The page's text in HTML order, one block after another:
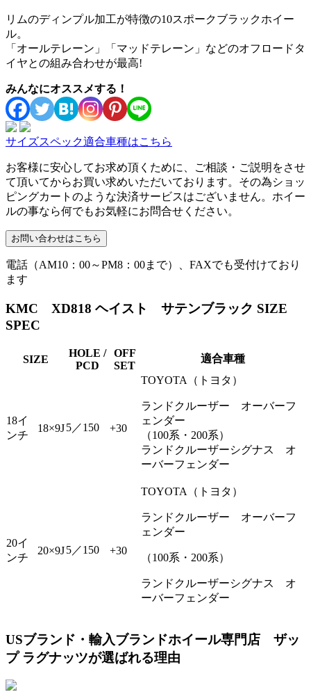
リムのディンプル加工が特徴の10スポークブラックホイー
ル。
「オールテレーン」「マッドテレーン」などのオフロードタ
イヤとの組み合わせが最高!
みんなにオススメする！
サイズスペック適合車種はこちら
お客様に安心してお求め頂くために、ご相談・ご説明をさせ
て頂いてからお買い求めいただいております。その為ショッ
ピングカートのような決済サービスはございません。ホイー
ルの事なら何でもお気軽にお問合せください。
電話（AM10：00～PM8：00まで）、FAXでも受付けており
ます
KMC XD818 ヘイスト サテンブラック SIZE
SPEC
SIZE
HOLE /
PCD
OFF
SET
適合車種
18イ
ンチ
18×9J5／150 +30
TOYOTA（トヨタ）
ランドクルーザー オーバーフ
ェンダー
（100系・200系）
ランドクルーザーシグナス オ
ーバーフェンダー
20イ
ンチ
20×9J5／150 +30
TOYOTA（トヨタ）
ランドクルーザー オーバーフ
ェンダー
（100系・200系）
ランドクルーザーシグナス オ
ーバーフェンダー
USブランド・輸入ブランドホイール専門店 ザッ
プ ラグナッツが選ばれる理由